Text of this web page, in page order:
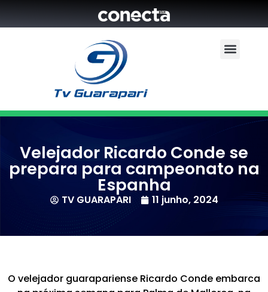
Velejador Ricardo Conde se
prepara para campeonato na
Espanha
TV GUARAPARI 11 junho, 2024
O velejador guarapariense Ricardo Conde embarca